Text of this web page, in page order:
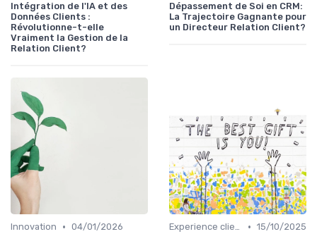
Intégration de l'IA et des
Données Clients :
Révolutionne-t-elle
Vraiment la Gestion de la
Relation Client?
Dépassement de Soi en CRM:
La Trajectoire Gagnante pour
un Directeur Relation Client?
Innovation • 04/01/2026
Experience client • 15/10/2025